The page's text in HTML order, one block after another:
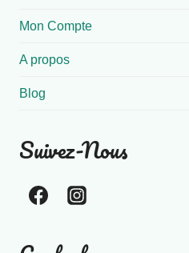
Mon Compte
A propos
Blog
Suivez-Nous